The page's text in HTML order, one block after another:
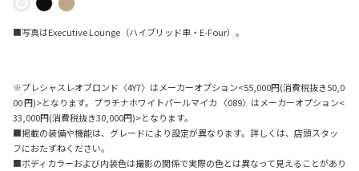
■写真はExecutive Lounge（ハイブリッド車・E-Four）。
※プレシャスレオブロンド〈4Y7〉はメーカーオプション<55,000円(消費税抜き50,0
00 円)>となります。プラチナホワイトパールマイカ 〈089〉はメーカーオプション<
33,000円(消費税抜き30,000円)>となります。
■掲載の装備や機能は、グレードにより設定が異なります。詳しくは、店頭スタッ
フにおたずねください。
■ボディカラーおよび内装色は撮影の関係で実際の色とは異なって見えることがあり